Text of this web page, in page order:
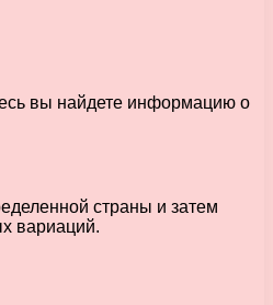
вы найдете информацию о
страны и затем
вариаций.